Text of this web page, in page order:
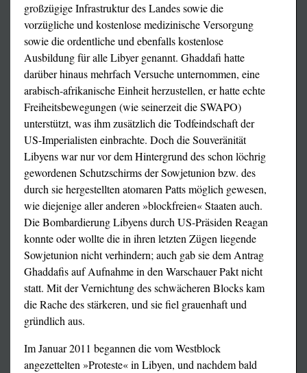
großzügige Infrastruktur des Landes sowie die
vorzügliche und kostenlose medizinische Versorgung
sowie die ordentliche und ebenfalls kostenlose
Ausbildung für alle Libyer genannt. Ghaddafi hatte
darüber hinaus mehrfach Versuche unternommen, eine
arabisch-afrikanische Einheit herzustellen, er hatte echte
Freiheitsbewegungen (wie seinerzeit die SWAPO)
unterstützt, was ihm zusätzlich die Todfeindschaft der
US-Imperialisten einbrachte. Doch die Souveränität
Libyens war nur vor dem Hintergrund des schon löchrig
gewordenen Schutzschirms der Sowjetunion bzw. des
durch sie hergestellten atomaren Patts möglich gewesen,
wie diejenige aller anderen »blockfreien« Staaten auch.
Die Bombardierung Libyens durch US-Präsiden Reagan
konnte oder wollte die in ihren letzten Zügen liegende
Sowjetunion nicht verhindern; auch gab sie dem Antrag
Ghaddafis auf Aufnahme in den Warschauer Pakt nicht
statt. Mit der Vernichtung des schwächeren Blocks kam
die Rache des stärkeren, und sie fiel grauenhaft und
gründlich aus.
Im Januar 2011 begannen die vom Westblock
angezettelten »Proteste« in Libyen, und nachdem bald